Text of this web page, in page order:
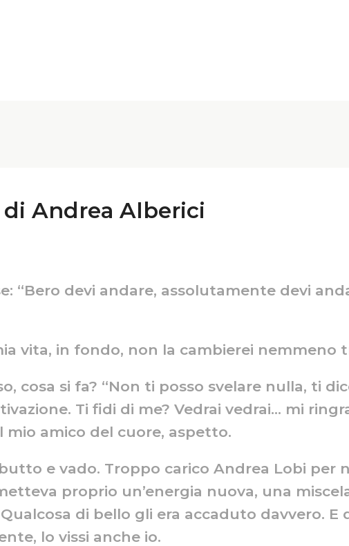
Andrea Alberici
“Bero devi andare, assolutamente devi
vita, in fondo, non la cambierei nemmeno
cosa si fa? “Non ti posso svelare nulla, ti
Ti fidi di me? Vedrai vedrai… mi
mio amico del cuore, aspetto.
e vado. Troppo carico Andrea Lobi per
proprio un’energia nuova, una
di bello gli era accaduto davvero.
lo vissi anche io.